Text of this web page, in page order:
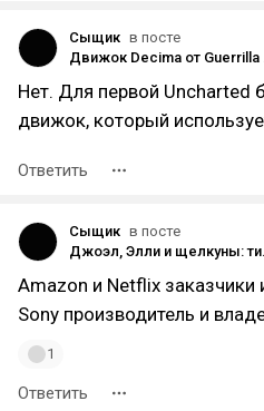
Сыщик в посте
Нет. Для первой Uncharted
движок, который
Ответить
Сыщик в посте
Джоэл,
Amazon и Netflix
Sony производитель и
1
Ответить